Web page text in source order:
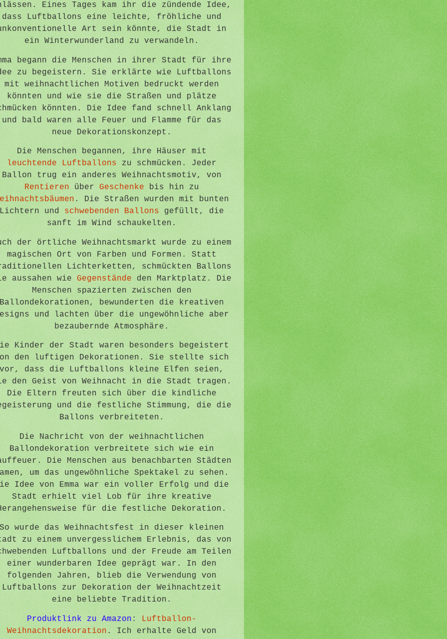
Eines Tages kam ihr die zündende Idee,
dass Luftballons eine leichte, fröhliche und
Art sein könnte, die Stadt in
ein Winterwunderland zu verwandeln.
begann die Menschen in ihrer Stadt für ihre
zu begeistern. Sie erklärte wie Luftballons
mit weihnachtlichen Motiven bedruckt werden
könnten und wie sie die Straßen und plätze
könnten. Die Idee fand schnell Anklang
und bald waren alle Feuer und Flamme für das
neue Dekorationskonzept.
Die Menschen begannen, ihre Häuser mit
leuchtende Luftballons zu schmücken. Jeder
Ballon trug ein anderes Weihnachtsmotiv, von
Rentieren über Geschenke bis hin zu
. Die Straßen wurden mit bunten
Lichtern und schwebenden Ballons gefüllt, die
sanft im Wind schaukelten.
der örtliche Weihnachtsmarkt wurde zu einem
magischen Ort von Farben und Formen. Statt
Lichterketten, schmückten Ballons
aussahen wie Gegenstände den Marktplatz. Die
Menschen spazierten zwischen den
Ballondekorationen, bewunderten die kreativen
und lachten über die ungewöhnliche aber
bezaubernde Atmosphäre.
Kinder der Stadt waren besonders begeistert
den luftigen Dekorationen. Sie stellte sich
vor, dass die Luftballons kleine Elfen seien,
den Geist von Weihnacht in die Stadt tragen.
Die Eltern freuten sich über die kindliche
und die festliche Stimmung, die die
Ballons verbreiteten.
Die Nachricht von der weihnachtlichen
Ballondekoration verbreitete sich wie ein
Die Menschen aus benachbarten Städten
um das ungewöhnliche Spektakel zu sehen.
Idee von Emma war ein voller Erfolg und die
Stadt erhielt viel Lob für ihre kreative
für die festliche Dekoration.
So wurde das Weihnachtsfest in dieser kleinen
zu einem unvergesslichem Erlebnis, das von
Luftballons und der Freude am Teilen
einer wunderbaren Idee geprägt war. In den
folgenden Jahren, blieb die Verwendung von
Luftballons zur Dekoration der Weihnachtzeit
eine beliebte Tradition.
Produktlink zu Amazon : Luftballon-
Weihnachtsdekoration . Ich erhalte Geld von